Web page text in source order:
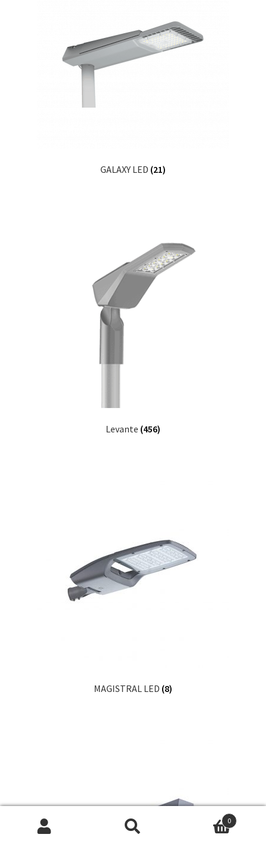
GALAXY LED (21)
Levante (456)
MAGISTRAL LED (8)
0